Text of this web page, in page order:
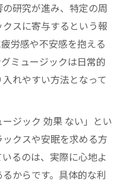
研究が進み、特定の周
スに寄与するという報
労感や不安感を抱える
ミュージックは日常的
れやすい方法となって
ジック 効果 ない」とい
クスや安眠を求める方
るのは、実際に心地よ
からです。具体的な利